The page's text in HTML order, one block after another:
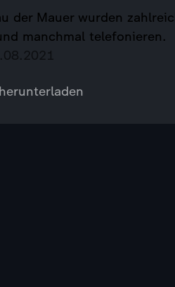
der Mauer wurden
manchmal telefonieren.